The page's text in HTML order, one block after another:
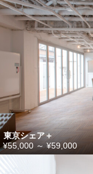
東京シェア＋
¥55,000 ～¥59,000